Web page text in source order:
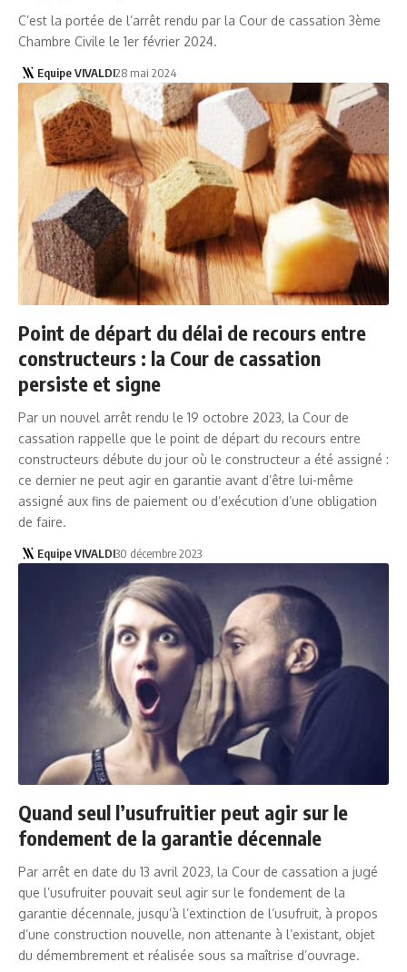
C’est la portée de l’arrêt rendu par la Cour de cassation 3ème
Chambre Civile le 1er février 2024.
Equipe VIVALDI28 mai 2024
Point de départ du délai de recours entre
constructeurs : la Cour de cassation
persiste et signe
Par un nouvel arrêt rendu le 19 octobre 2023, la Cour de
cassation rappelle que le point de départ du recours entre
constructeurs débute du jour où le constructeur a été assigné :
ce dernier ne peut agir en garantie avant d’être lui-même
assigné aux fins de paiement ou d’exécution d’une obligation
de faire.
Equipe VIVALDI30 décembre 2023
Quand seul l’usufruitier peut agir sur le
fondement de la garantie décennale
Par arrêt en date du 13 avril 2023, la Cour de cassation a jugé
que l’usufruiter pouvait seul agir sur le fondement de la
garantie décennale, jusqu’à l’extinction de l’usufruit, à propos
d’une construction nouvelle, non attenante à l’existant, objet
du démembrement et réalisée sous sa maîtrise d’ouvrage.